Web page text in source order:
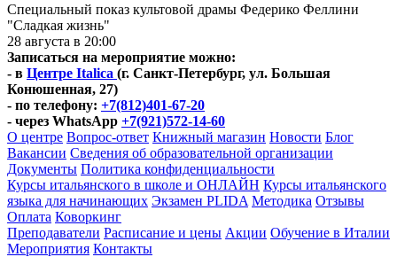
Специальный показ культовой драмы Федерико Феллини
"Сладкая жизнь"
28 августа в 20:00
Записаться на мероприятие можно:
- в Центре Italica (г. Санкт-Петербург, ул. Большая
Конюшенная, 27)
- по телефону: +7(812)401-67-20
- через WhatsApp +7(921)572-14-60
О центре Вопрос-ответ Книжный магазин Новости Блог
Вакансии Сведения об образовательной организации
Документы Политика конфиденциальности
Курсы итальянского в школе и ОНЛАЙН Курсы итальянского
языка для начинающих Экзамен PLIDA Методика Отзывы
Оплата Коворкинг
Преподаватели Расписание и цены Акции Обучение в Италии
Мероприятия Контакты